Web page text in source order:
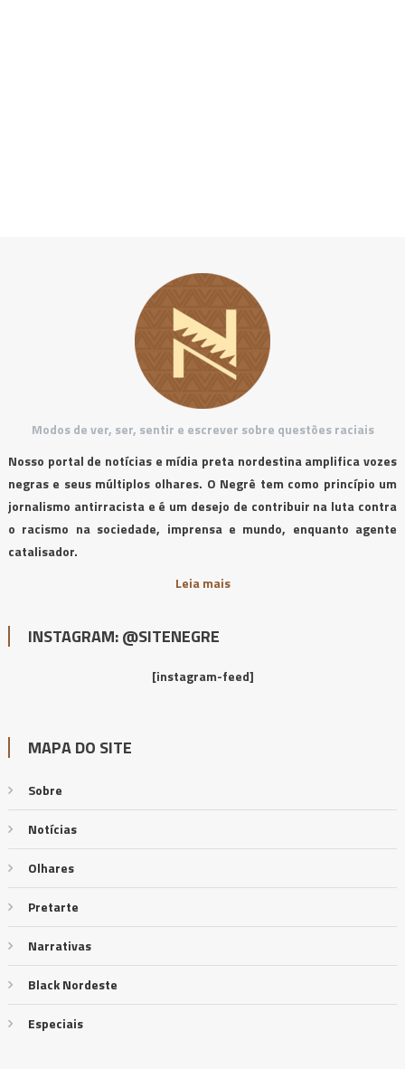
Modos de ver, ser, sentir e escrever sobre questões raciais
Nosso portal de notícias e mídia preta nordestina amplifica vozes
negras e seus múltiplos olhares. O Negrê tem como princípio um
jornalismo antirracista e é um desejo de contribuir na luta contra
o racismo na sociedade, imprensa e mundo, enquanto agente
catalisador.
Leia mais
INSTAGRAM: @SITENEGRE
[instagram-feed]
MAPA DO SITE
Sobre
Notícias
Olhares
Pretarte
Narrativas
Black Nordeste
Especiais